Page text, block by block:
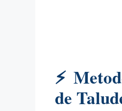
⚡
de